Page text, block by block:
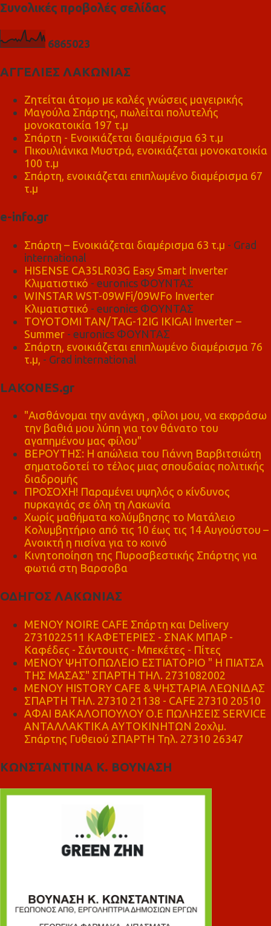
Συνολικές προβολές σελίδας
6865023
ΑΓΓΕΛΙΕΣ ΛΑΚΩΝΙΑΣ
Ζητείται άτομο με καλές γνώσεις μαγειρικής
Μαγούλα Σπάρτης, πωλείται πολυτελής
μονοκατοικία 197 τ.μ
Σπάρτη - Ενοικιάζεται διαμέρισμα 63 τ.μ
Πικουλιάνικα Μυστρά, ενοικιάζεται μονοκατοικία
100 τ.μ
Σπάρτη, ενοικιάζεται επιπλωμένο διαμέρισμα 67
τ.μ
e-info.gr
Σπάρτη – Ενοικιάζεται διαμέρισμα 63 τ.μ - Grad
international
HISENSE CA35LR03G Easy Smart Inverter
Κλιματιστικό - euronics ΦΟΥΝΤΑΣ
WINSTAR WST-09WFi/09WFo Inverter
Κλιματιστικό - euronics ΦΟΥΝΤΑΣ
TOYOTOMI TAN/TAG-12IG IKIGAI Inverter –
Summer - euronics ΦΟΥΝΤΑΣ
Σπάρτη, ενοικιάζεται επιπλωμένο διαμέρισμα 76
τ.μ, - Grad international
LAKONES.gr
"Αισθάνομαι την ανάγκη , φίλοι μου, να εκφράσω
την βαθιά μου λύπη για τον θάνατο του
αγαπημένου μας φίλου"
ΒΕΡΟΥΤΗΣ: Η απώλεια του Γιάννη Βαρβιτσιώτη
σηματοδοτεί το τέλος μιας σπουδαίας πολιτικής
διαδρομής
ΠΡΟΣΟΧΗ! Παραμένει υψηλός ο κίνδυνος
πυρκαγιάς σε όλη τη Λακωνία
Χωρίς μαθήματα κολύμβησης το Ματάλειο
Κολυμβητήριο από τις 10 έως τις 14 Αυγούστου –
Ανοικτή η πισίνα για το κοινό
Κινητοποίηση της Πυροσβεστικής Σπάρτης για
φωτιά στη Βαρσοβα
ΟΔΗΓΟΣ ΛΑΚΩΝΙΑΣ
MENOY NOIRE CAFE Σπάρτη και Delivery
2731022511 ΚΑΦΕΤΕΡΙΕΣ - ΣΝΑΚ ΜΠΑΡ -
Καφέδες - Σάντουιτς - Μπεκέτες - Πίτες
ΜΕΝΟΥ ΨΗΤΟΠΩΛΕΙΟ ΕΣΤΙΑΤΟΡΙΟ " Η ΠΙΑΤΣΑ
ΤΗΣ ΜΑΣΑΣ" ΣΠΑΡΤΗ ΤΗΛ. 2731082002
ΜΕΝΟΥ HISTORY CAFE & ΨΗΣΤΑΡΙΑ ΛΕΩΝΙΔΑΣ
ΣΠΑΡΤΗ ΤΗΛ. 27310 21138 - CAFE 27310 20510
ΑΦΑΙ ΒΑΚΑΛΟΠΟΥΛΟΥ Ο.Ε ΠΩΛΗΣΕΙΣ SERVICE
ΑΝΤΑΛΛΑΚΤΙΚΑ ΑΥΤΟΚΙΝΗΤΩΝ 2οχλμ.
Σπάρτης Γυθειού ΣΠΑΡΤΗ Τηλ. 27310 26347
ΚΩΝΣΤΑΝΤΙΝΑ Κ. ΒΟΥΝΑΣΗ